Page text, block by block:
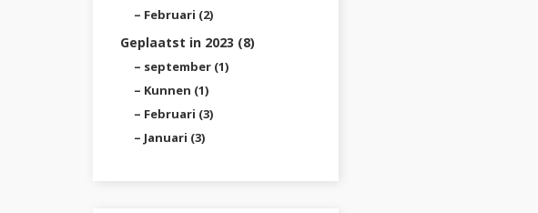
Februari (2)
Geplaatst in 2023 (8)
september (1)
Kunnen (1)
Februari (3)
Januari (3)